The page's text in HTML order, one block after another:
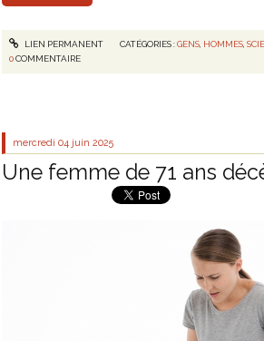
LIEN PERMANENT CATÉGORIES :GENS, HOMMES,
0COMMENTAIRE
mercredi 04 juin 2025
Une femme de 71 ans